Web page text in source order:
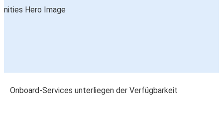
Onboard-Services unterliegen der Verfügbarkeit